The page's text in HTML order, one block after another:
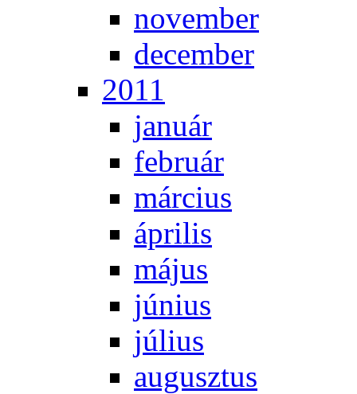
no­vem­ber
de­cem­ber
2011
ja­nu­ár
feb­ru­ár
már­ci­us
áp­ri­lis
má­jus
jú­ni­us
jú­li­us
au­gusz­tus